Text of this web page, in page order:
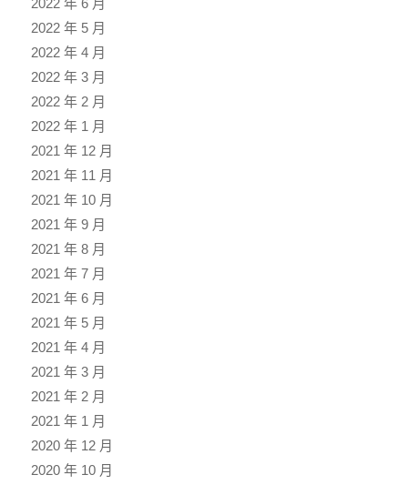
2022 年 5 月
2022 年 4 月
2022 年 3 月
2022 年 2 月
2022 年 1 月
2021 年 12 月
2021 年 11 月
2021 年 10 月
2021 年 9 月
2021 年 8 月
2021 年 7 月
2021 年 6 月
2021 年 5 月
2021 年 4 月
2021 年 3 月
2021 年 2 月
2021 年 1 月
2020 年 12 月
2020 年 10 月